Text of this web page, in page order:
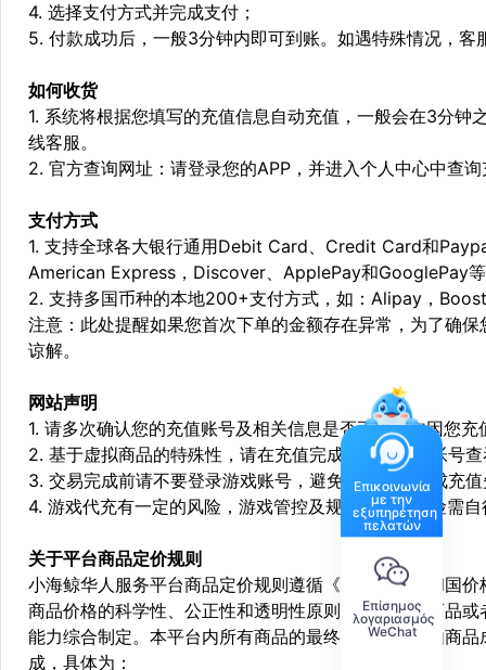
4. 选择支付方式并完成支付；
5. 付款成功后，一般3分钟内即可到账。如遇特殊情况，
如何收货
1. 系统将根据您填写的充值信息自动充值，一般会在3分
线客服。
2. 官方查询网址：请登录您的APP，并进入个人中心中查
支付方式
1. 支持全球各大银行通用Debit Card、Credit Card和
American Express，Discover、ApplePay和GooglePay
2. 支持多国币种的本地200+支付方式，如：Alipay，
注意：此处提醒如果您首次下单的金额存在异常，为了确
谅解。
网站声明
1. 请多次确认您的充值账号及相关信息是否正确，如因您
2. 基于虚拟商品的特殊性，请在充值完成后登陆您的帐号
3. 交易完成前请不要登录游戏账号，避免由于顶号造成充
4. 游戏代充有一定的风险，游戏管控及规则处罚等风险需
关于平台商品定价规则
小海鲸华人服务平台商品定价规则遵循《中华人民共和国
商品价格的科学性、公正性和透明性原则，依据相关商品
能力综合制定。本平台内所有商品的最终销售价格均由商
成，具体为：
Επικοινωνία
με την
εξυπηρέτηση
πελατών
Επίσημος
λογαριασμός
WeChat